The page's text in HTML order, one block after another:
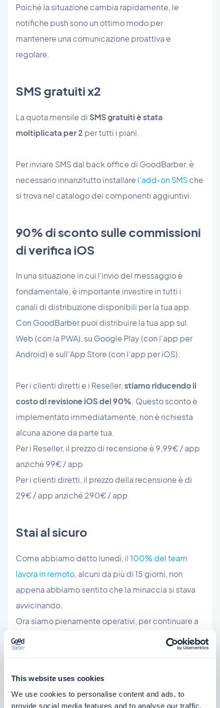
This website uses cookies
We use cookies to personalise content and ads, to
provide social media features and to analyse our traffic.
Poiché la situazione cambia rapidamente, le
notifiche push sono un ottimo modo per
mantenere una comunicazione proattiva e
regolare.
SMS gratuiti x2
La quota mensile di SMS gratuiti è stata
moltiplicata per 2 per tutti i piani.
Per inviare SMS dal back office di GoodBarber, è
necessario innanzitutto installare l'add-on SMSche
si trova nel catalogo dei componenti aggiuntivi.
90% di sconto sulle commissioni
di verifica iOS
In una situazione in cui l'invio del messaggio è
fondamentale, è importante investire in tutti i
canali di distribuzione disponibili per la tua app.
Con GoodBarber puoi distribuire la tua app sul
Web (con la PWA), su Google Play (con l'app per
Android) e sull'App Store (con l'app per iOS).
Per i clienti diretti e i Reseller,stiamo riducendo il
costo di revisione iOS del 90%. Questo sconto è
implementato immediatamente, non è richiesta
alcuna azione da parte tua.
Per i Reseller, il prezzo di recensione è 9,99€ / app
anziché 99€ / app
Per i clienti diretti, il prezzo della recensione è di
29€ / app anziché 290€ / app
Stai al sicuro
Come abbiamo detto lunedì, il 100% del team
lavora in remoto, alcuni da più di 15 giorni, non
appena abbiamo sentito che la minaccia si stava
avvicinando.
Ora siamo pienamente operativi, per continuare a
fornire un servizio con interruzioni minime date le
circostanze.
Stai al sicuro ;)